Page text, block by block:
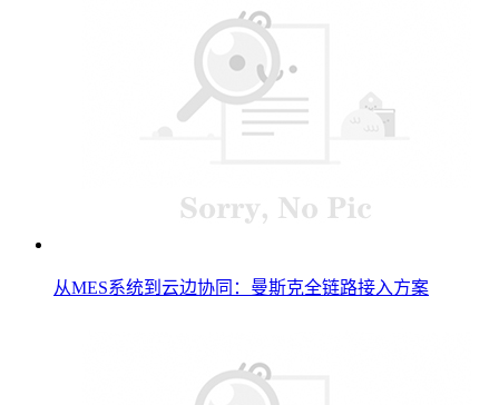
从MES系统到云边协同：曼斯克全链路接入方案